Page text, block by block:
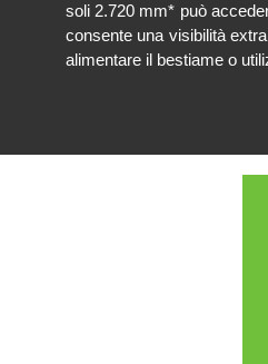
soli 2.720 mm* può
consente una visibilità
alimentare il bestiame o